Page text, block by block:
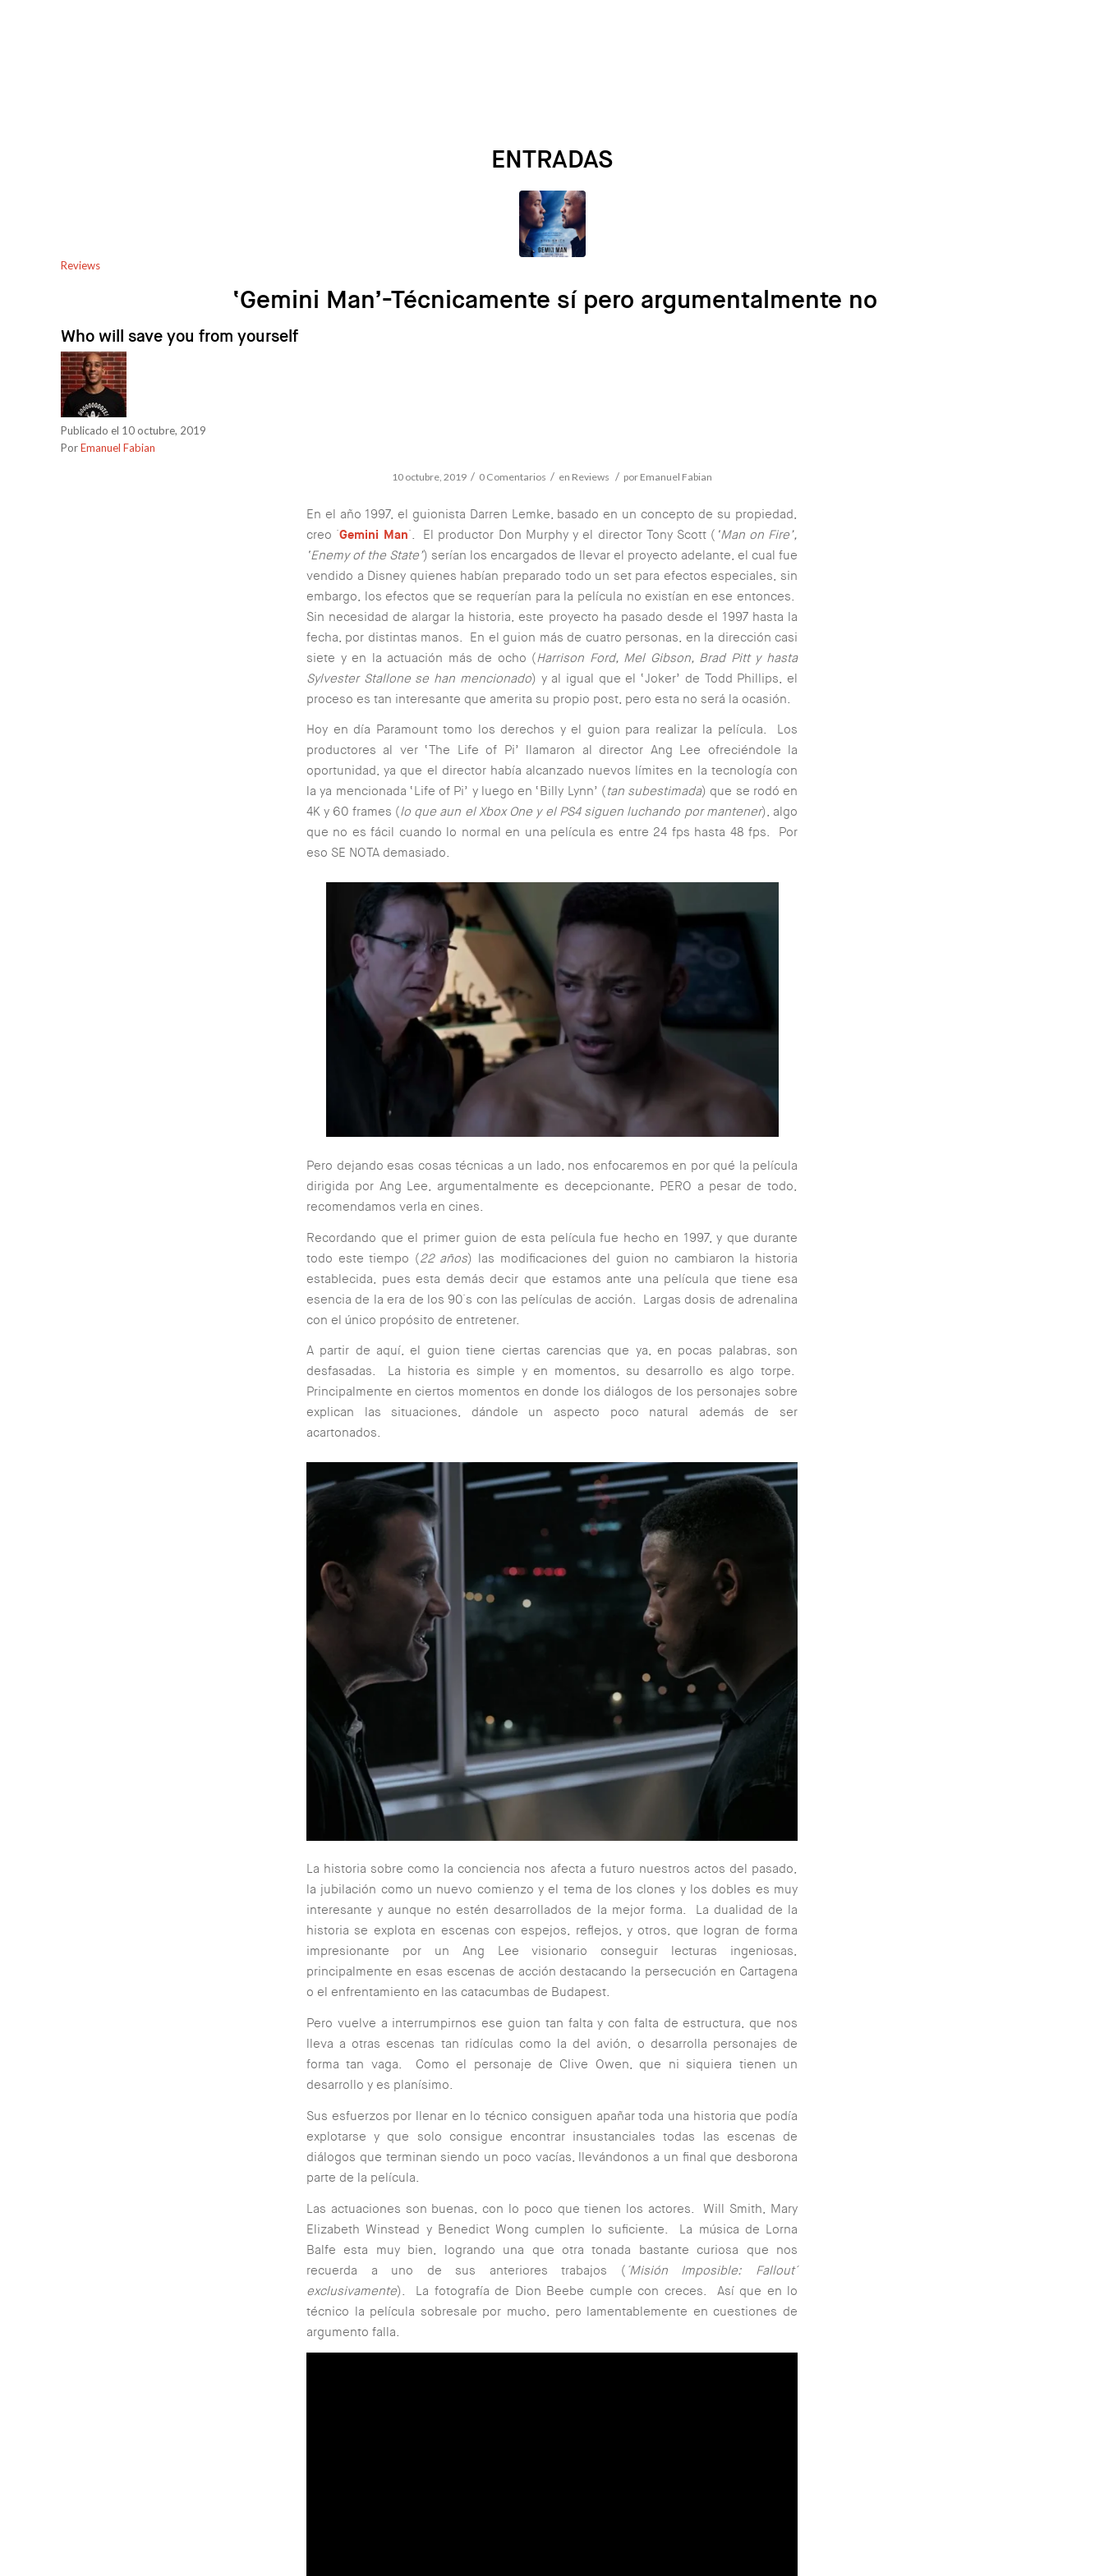
ENTRADAS
Reviews
‘Gemini Man’-Técnicamente sí pero argumentalmente no
Who will save you from yourself
Publicado el 10 octubre, 2019
PorEmanuel Fabian
10 octubre, 2019 / 0 Comentarios / en Reviews / por Emanuel Fabian
En el año 1997, el guionista Darren Lemke, basado en un concepto de su propiedad,
creo ´Gemini Man´. El productor Don Murphy y el director Tony Scott ( ‘Man on Fire’,
‘Enemy of the State’) serían los encargados de llevar el proyecto adelante, el cual fue
vendido a Disney quienes habían preparado todo un set para efectos especiales, sin
embargo, los efectos que se requerían para la película no existían en ese entonces.
Sin necesidad de alargar la historia, este proyecto ha pasado desde el 1997 hasta la
fecha, por distintas manos. En el guion más de cuatro personas, en la dirección casi
siete y en la actuación más de ocho (Harrison Ford, Mel Gibson, Brad Pitt y hasta
Sylvester Stallone se han mencionado) y al igual que el ‘Joker’ de Todd Phillips, el
proceso es tan interesante que amerita su propio post, pero esta no será la ocasión.
Hoy en día Paramount tomo los derechos y el guion para realizar la película. Los
productores al ver ‘The Life of Pi’ llamaron al director Ang Lee ofreciéndole la
oportunidad, ya que el director había alcanzado nuevos límites en la tecnología con
la ya mencionada ‘Life of Pi’ y luego en ‘Billy Lynn’ (tan subestimada) que se rodó en
4K y 60 frames (lo que aun el Xbox One y el PS4 siguen luchando por mantener), algo
que no es fácil cuando lo normal en una película es entre 24 fps hasta 48 fps. Por
eso SE NOTA demasiado.
Pero dejando esas cosas técnicas a un lado, nos enfocaremos en por qué la película
dirigida por Ang Lee, argumentalmente es decepcionante, PERO a pesar de todo,
recomendamos verla en cines.
Recordando que el primer guion de esta película fue hecho en 1997, y que durante
todo este tiempo (22 años) las modificaciones del guion no cambiaron la historia
establecida, pues esta demás decir que estamos ante una película que tiene esa
esencia de la era de los 90´s con las películas de acción. Largas dosis de adrenalina
con el único propósito de entretener.
A partir de aquí, el guion tiene ciertas carencias que ya, en pocas palabras, son
desfasadas. La historia es simple y en momentos, su desarrollo es algo torpe.
Principalmente en ciertos momentos en donde los diálogos de los personajes sobre
explican las situaciones, dándole un aspecto poco natural además de ser
acartonados.
La historia sobre como la conciencia nos afecta a futuro nuestros actos del pasado,
la jubilación como un nuevo comienzo y el tema de los clones y los dobles es muy
interesante y aunque no estén desarrollados de la mejor forma. La dualidad de la
historia se explota en escenas con espejos, reflejos, y otros, que logran de forma
impresionante por un Ang Lee visionario conseguir lecturas ingeniosas,
principalmente en esas escenas de acción destacando la persecución en Cartagena
o el enfrentamiento en las catacumbas de Budapest.
Pero vuelve a interrumpirnos ese guion tan falta y con falta de estructura, que nos
lleva a otras escenas tan ridículas como la del avión, o desarrolla personajes de
forma tan vaga. Como el personaje de Clive Owen, que ni siquiera tienen un
desarrollo y es planísimo.
Sus esfuerzos por llenar en lo técnico consiguen apañar toda una historia que podía
explotarse y que solo consigue encontrar insustanciales todas las escenas de
diálogos que terminan siendo un poco vacías, llevándonos a un final que desborona
parte de la película.
Las actuaciones son buenas, con lo poco que tienen los actores. Will Smith, Mary
Elizabeth Winstead y Benedict Wong cumplen lo suficiente. La música de Lorna
Balfe esta muy bien, logrando una que otra tonada bastante curiosa que nos
recuerda a uno de sus anteriores trabajos ( ´Misión Imposible: Fallout´
exclusivamente). La fotografía de Dion Beebe cumple con creces. Así que en lo
técnico la película sobresale por mucho, pero lamentablemente en cuestiones de
argumento falla.